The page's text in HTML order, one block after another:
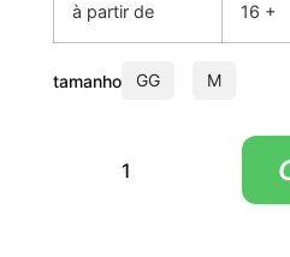
à partir de 16 +
tamanho GG M